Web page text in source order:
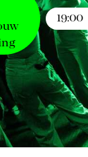
19:00